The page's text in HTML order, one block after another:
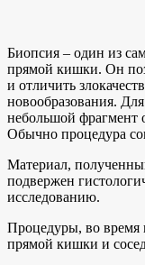
Биопсия – один из
прямой кишки. Он
и отличить
новообразования.
небольшой фрагмент
Обычно процедура
Материал,
подвержен
исследованию.
Процедуры, во время
прямой кишки и